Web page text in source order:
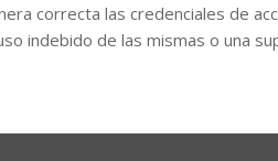
correcta las credenciales de
indebido de las mismas o una